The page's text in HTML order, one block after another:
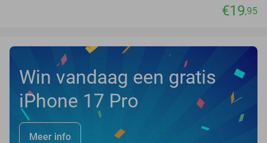
€19,95
Win vandaag een gratis
iPhone 17 Pro
Meer info